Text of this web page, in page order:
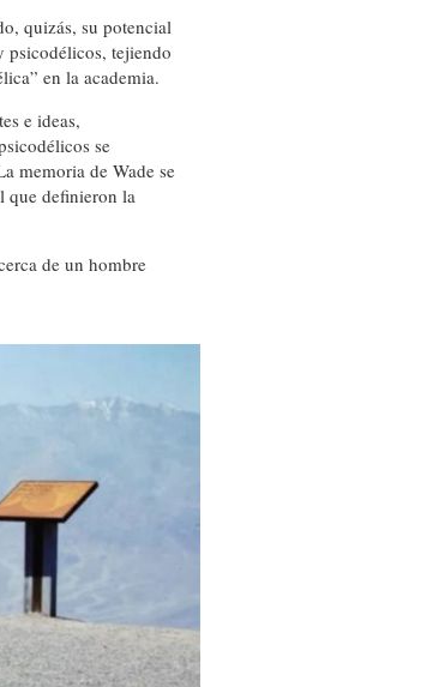
quizás, su potencial
psicodélicos, tejiendo
en la academia.
e ideas,
se
memoria de Wade se
que definieron la
de un hombre